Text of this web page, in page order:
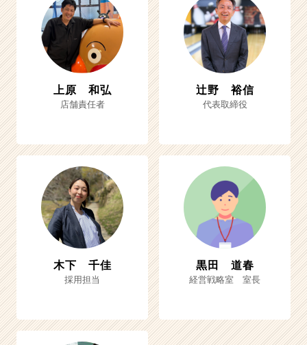
上原 和弘
店舗責任者
辻野 裕信
代表取締役
木下 千佳
採用担当
黒田 道春
経営戦略室 室長